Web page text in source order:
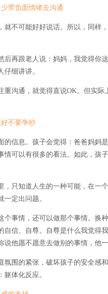
带负面情绪去沟通
不可能好好说话。所以，同样
再跟老人说：妈妈，我觉得你
细讲讲。
沟通，就觉得直说OK。但实际
不要争吵
信息。孩子会觉得：爸爸妈妈
情可以有很多的看法。如此，孩
只知道人生的一种可能，在一
定出问题。
事情，还可以做那个事情。换
自信、自尊。自尊是什么我觉得
说他愿不愿意去做别的事情，他
围的紧张，破坏孩子的安全感
体化反应。